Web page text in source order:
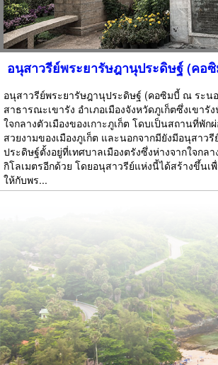
อนุสาวรีย์พระยารัษฎานุประดิษฐ์ (คอ
อนุสาวรีย์พระยารัษฎานุประดิษฐ์ (คอซิมบี้ ณ ระน
สาธารณะเขารัง อำเภอเมืองจังหวัดภูเก็ตซึ่งเขารั
ใจกลางตัวเมืองของเกาะภูเก็ต โดบเป็นสถานที่พั
สวยงามของเมืองภูเก็ต และนอกจากมียังมีอนุสาว
ประดิษฐ์ตั้งอยู่ที่เทศบาลเมืองตรังซึ่งห่างจากใจกล
กิโลเมตรอีกด้วย โดยอนุสาวรีย์แห่งนี้ได้สร้างขึ้นเ
ให้กับพร...